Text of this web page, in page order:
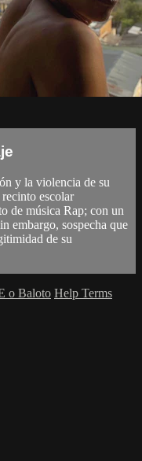
y la violencia de su
escolar
de música Rap; con un
embargo, sospecha que
de su
o Baloto Help Terms